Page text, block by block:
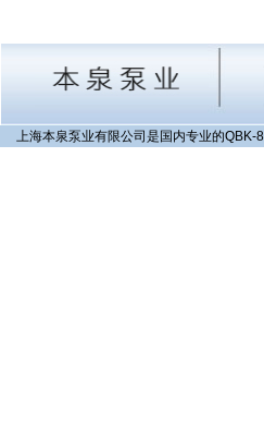
上海本泉泵业有限公司是国内专业的QBK-